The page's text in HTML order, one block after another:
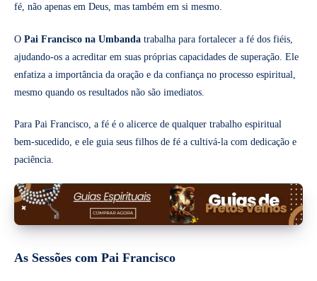
fé, não apenas em Deus, mas também em si mesmo.
O Pai Francisco na Umbanda trabalha para fortalecer a fé dos fiéis,
ajudando-os a acreditar em suas próprias capacidades de superação. Ele
enfatiza a importância da oração e da confiança no processo espiritual,
mesmo quando os resultados não são imediatos.
Para Pai Francisco, a fé é o alicerce de qualquer trabalho espiritual
bem-sucedido, e ele guia seus filhos de fé a cultivá-la com dedicação e
paciência.
As Sessões com Pai Francisco